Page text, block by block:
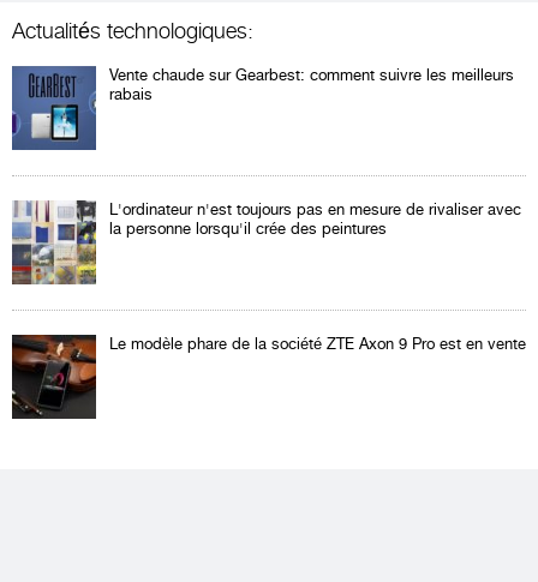
Actualités technologiques:
Vente chaude sur Gearbest: comment suivre les meilleurs
rabais
L'ordinateur n'est toujours pas en mesure de rivaliser avec
la personne lorsqu'il crée des peintures
Le modèle phare de la société ZTE Axon 9 Pro est en vente